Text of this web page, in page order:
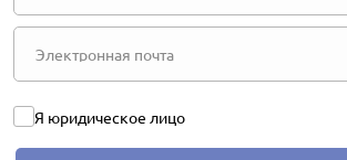
Я юридическое лицо